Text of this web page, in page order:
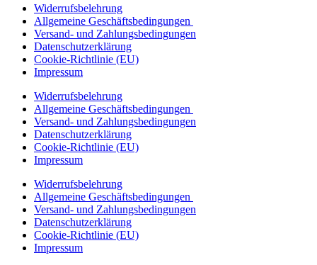
Widerrufsbelehrung
Allgemeine Geschäftsbedingungen
Versand- und Zahlungsbedingungen
Datenschutzerklärung
Cookie-Richtlinie (EU)
Impressum
Widerrufsbelehrung
Allgemeine Geschäftsbedingungen
Versand- und Zahlungsbedingungen
Datenschutzerklärung
Cookie-Richtlinie (EU)
Impressum
Widerrufsbelehrung
Allgemeine Geschäftsbedingungen
Versand- und Zahlungsbedingungen
Datenschutzerklärung
Cookie-Richtlinie (EU)
Impressum